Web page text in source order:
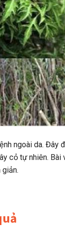
ngoài da. Đây
cỏ tự nhiên.